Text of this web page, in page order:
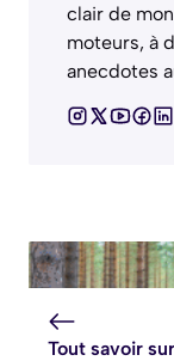
clair de
moteurs, à
anecdotes
Tout savoir